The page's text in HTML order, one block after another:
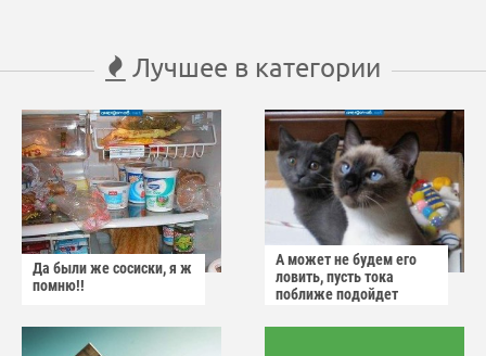
Лучшее в категории
Да были же сосиски, я ж
помню!!
А может не будем его
ловить, пусть тока
поближе подойдет